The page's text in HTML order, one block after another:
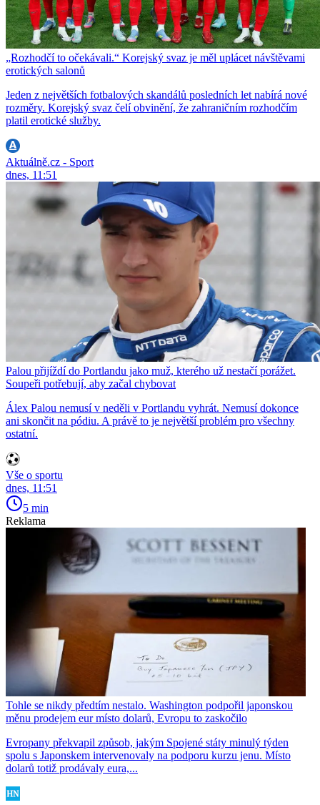
„Rozhodčí to očekávali.“ Korejský svaz je měl uplácet návštěvami
erotických salonů
Jeden z největších fotbalových skandálů posledních let nabírá nové
rozměry. Korejský svaz čelí obvinění, že zahraničním rozhodčím
platil erotické služby.
Aktuálně.cz - Sport
dnes, 11:51
Palou přijíždí do Portlandu jako muž, kterého už nestačí porážet.
Soupeři potřebují, aby začal chybovat
Álex Palou nemusí v neděli v Portlandu vyhrát. Nemusí dokonce
ani skončit na pódiu. A právě to je největší problém pro všechny
ostatní.
Vše o sportu
dnes, 11:51
5 min
Reklama
Tohle se nikdy předtím nestalo. Washington podpořil japonskou
měnu prodejem eur místo dolarů, Evropu to zaskočilo
Evropany překvapil způsob, jakým Spojené státy minulý týden
spolu s Japonskem intervenovaly na podporu kurzu jenu. Místo
dolarů totiž prodávaly eura,...